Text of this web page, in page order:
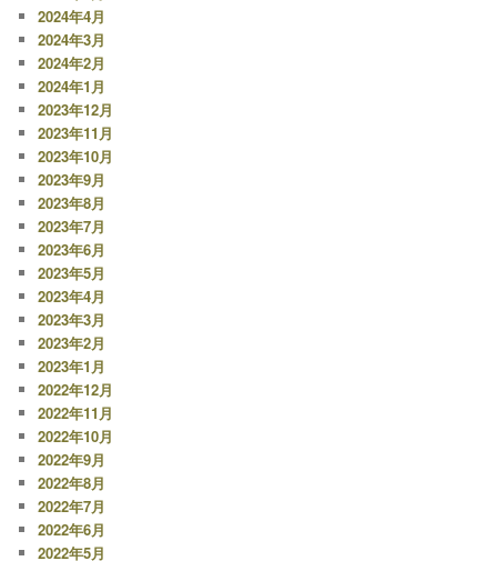
2024年4月
2024年3月
2024年2月
2024年1月
2023年12月
2023年11月
2023年10月
2023年9月
2023年8月
2023年7月
2023年6月
2023年5月
2023年4月
2023年3月
2023年2月
2023年1月
2022年12月
2022年11月
2022年10月
2022年9月
2022年8月
2022年7月
2022年6月
2022年5月